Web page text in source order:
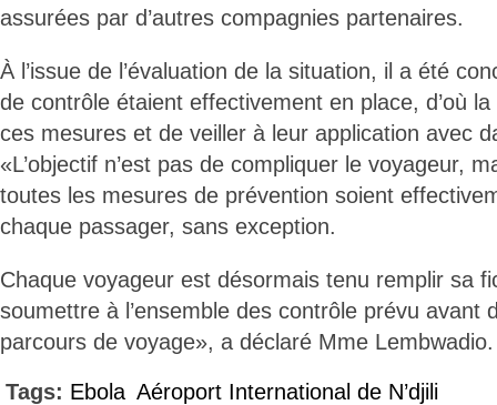
assurées par d’autres compagnies partenaires.
À l’issue de l’évaluation de la situation, il a été
de contrôle étaient effectivement en place, d’où
ces mesures et de veiller à leur application avec
«L’objectif n’est pas de compliquer le voyageur,
toutes les mesures de prévention soient
chaque passager, sans exception.
Chaque voyageur est désormais tenu remplir sa
soumettre à l’ensemble des contrôle prévu avant
parcours de voyage», a déclaré Mme Lembwadio.
Tags: Ebola Aéroport International de N’djili